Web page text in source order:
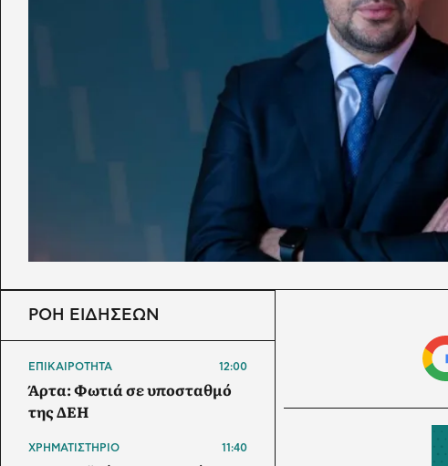
ΡΟΗ ΕΙΔΗΣΕΩΝ
ΕΠΙΚΑΙΡΟΤΗΤΑ 12:00
Άρτα: Φωτιά σε υποσταθμό
της ΔΕΗ
ΧΡΗΜΑΤΙΣΤΗΡΙΟ 11:40